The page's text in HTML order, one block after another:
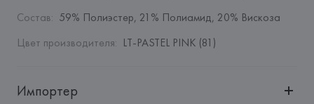
Состав: 59% Полиэстер, 21% Полиамид, 20% Вискоза
Цвет производителя: LT-PASTEL PINK (81)
Импортер